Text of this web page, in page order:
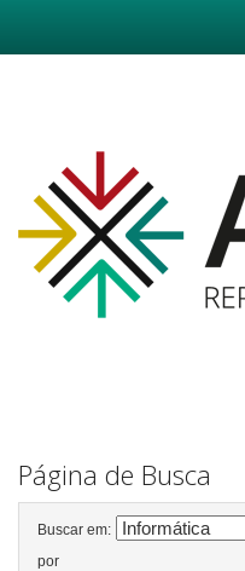
Página de Busca
Buscar em:
por